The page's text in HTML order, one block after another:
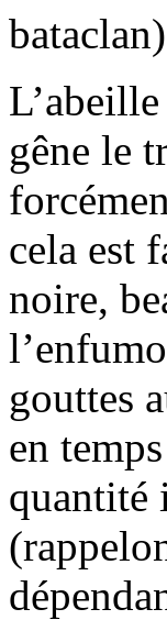
gêne le
cela est
noire,
gouttes
en
quantité